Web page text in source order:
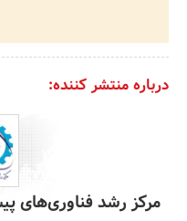
درباره منتشر کننده:
مرکز رشد فناورى‌هاى